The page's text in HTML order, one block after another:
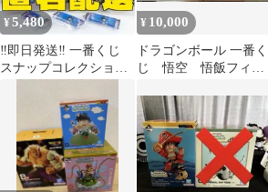
¥5,480
‼️即日発送‼️ 一番くじ
スナップコレクション2
¥ 10,000
ドラゴンボール 一番く
じ 悟空 悟飯フィギ